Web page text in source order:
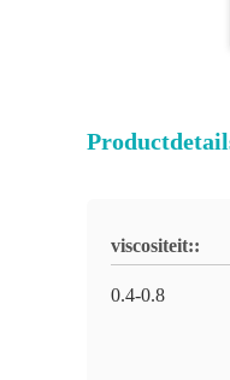
viscositeit::
0.4-0.8